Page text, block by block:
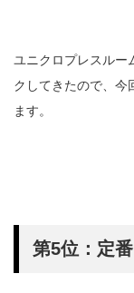
ユニクロプレスルー
クしてきたので、今
ます。
第5位：定